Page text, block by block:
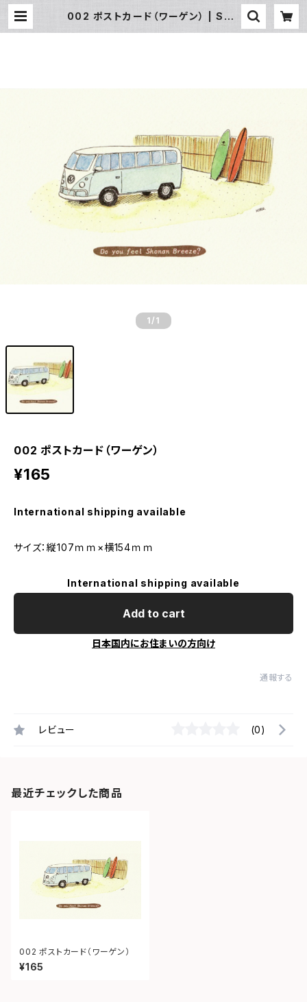
002 ポストカード（ワーゲン） | SUN
1 /1
002 ポストカード（ワーゲン）
¥165
International shipping available
サイズ：縦107ｍｍ×横154ｍｍ
International shipping available
Add to cart
日本国内にお住まいの方向け
通報する
レビュー (0)
最近チェックした商品
002 ポストカード（ワーゲン）
¥165